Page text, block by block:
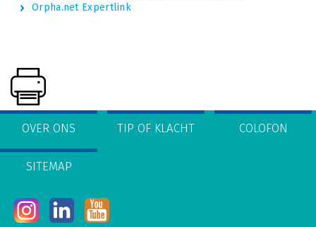
Orpha.net Expertlink
OVER ONS TIP OF KLACHT COLOFON
SITEMAP